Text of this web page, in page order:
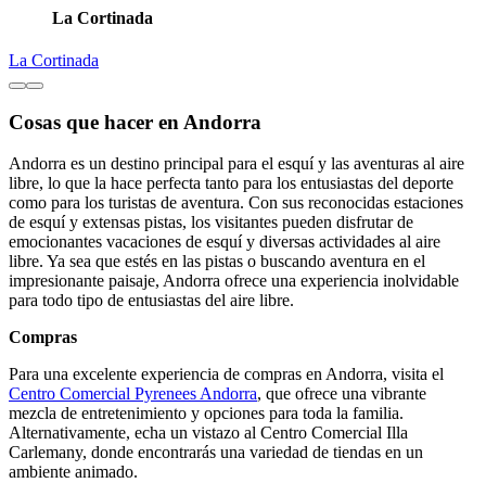
La Cortinada
La Cortinada
Cosas que hacer en Andorra
Andorra es un destino principal para el esquí y las aventuras al aire
libre, lo que la hace perfecta tanto para los entusiastas del deporte
como para los turistas de aventura. Con sus reconocidas estaciones
de esquí y extensas pistas, los visitantes pueden disfrutar de
emocionantes vacaciones de esquí y diversas actividades al aire
libre. Ya sea que estés en las pistas o buscando aventura en el
impresionante paisaje, Andorra ofrece una experiencia inolvidable
para todo tipo de entusiastas del aire libre.
Compras
Para una excelente experiencia de compras en Andorra, visita el
Centro Comercial Pyrenees Andorra, que ofrece una vibrante
mezcla de entretenimiento y opciones para toda la familia.
Alternativamente, echa un vistazo al Centro Comercial Illa
Carlemany, donde encontrarás una variedad de tiendas en un
ambiente animado.